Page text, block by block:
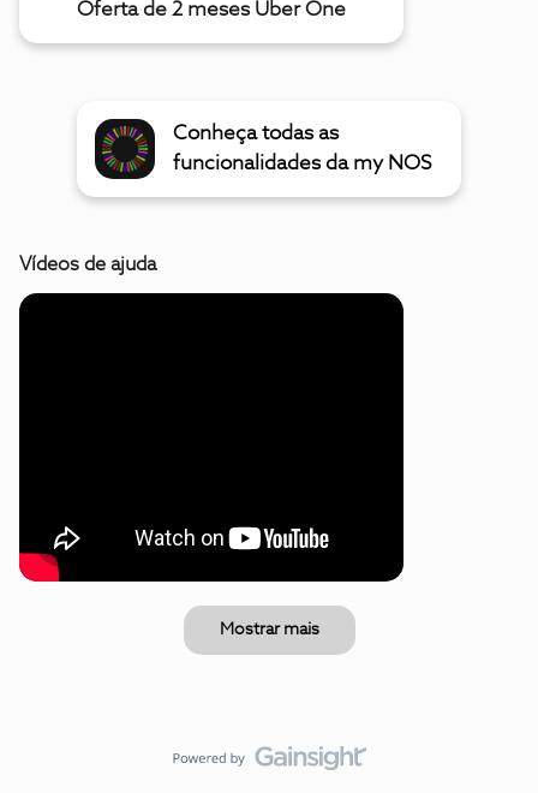
Oferta de 2 meses Uber One
Conheça todas as
funcionalidades da my NOS
Vídeos de ajuda
Mostrar mais